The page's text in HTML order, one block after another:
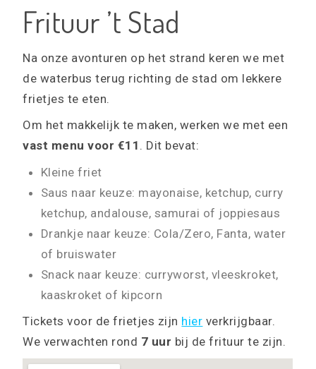
Frituur ’t Stad
Na onze avonturen op het strand keren we met
de waterbus terug richting de stad om lekkere
frietjes te eten.
Om het makkelijk te maken, werken we met een
vast menu voor €11 . Dit bevat:
Kleine friet
Saus naar keuze: mayonaise, ketchup, curry
ketchup, andalouse, samurai of joppiesaus
Drankje naar keuze: Cola/Zero, Fanta, water
of bruiswater
Snack naar keuze: curryworst, vleeskroket,
kaaskroket of kipcorn
Tickets voor de frietjes zijn hier verkrijgbaar.
We verwachten rond 7 uur bij de frituur te zijn.